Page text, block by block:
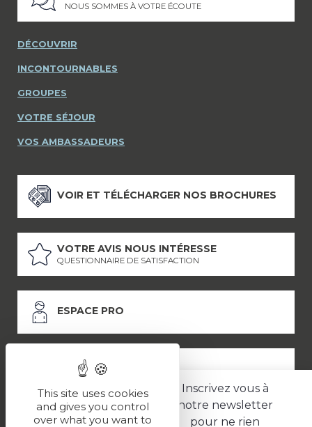
Inscrivez vous à
notre newsletter
pour ne rien
NOUS SOMMES À VOTRE ÉCOUTE
DÉCOUVRIR
INCONTOURNABLES
GROUPES
VOTRE SÉJOUR
VOS AMBASSADEURS
VOIR ET TÉLÉCHARGER NOS BROCHURES
VOTRE AVIS NOUS INTÉRESSE
QUESTIONNAIRE DE SATISFACTION
ESPACE PRO
ESPACE PRESSE
LES PARTENAIRES
This site uses cookies
and gives you control
over what you want to